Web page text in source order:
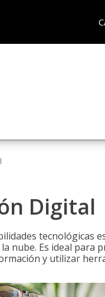
Digital
tecnológicas
nube. Es ideal para
y utilizar